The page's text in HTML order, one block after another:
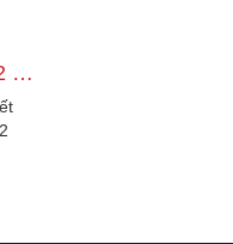
NHÀ 2 TẦNG 5X18M HIỆN ĐẠI TẠI CÔN ĐẢO VŨNG TÀU